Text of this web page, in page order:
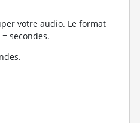
votre audio. Le format
secondes.